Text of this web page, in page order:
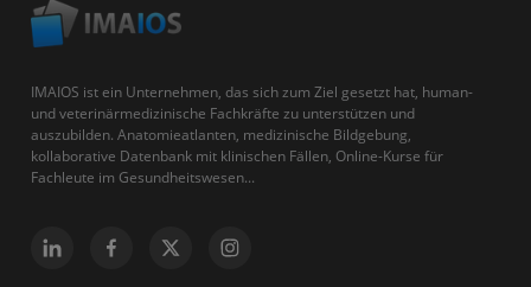
IMAIOS ist ein Unternehmen, das sich zum Ziel gesetzt hat, human-
und veterinärmedizinische Fachkräfte zu unterstützen und
auszubilden. Anatomieatlanten, medizinische Bildgebung,
kollaborative Datenbank mit klinischen Fällen, Online-Kurse für
Fachleute im Gesundheitswesen...